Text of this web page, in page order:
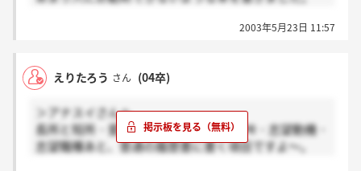
私は思います。
偉そうなことを言ってすみませんでした。
2003年5月23日 11:57
えりたろう さん (04卒)
＞アナスイさんへ
長所と短所・愛読書とその理由・自己PR・志望動機・
志望職種あと、普通の履歴書に書く項目ですよ～。